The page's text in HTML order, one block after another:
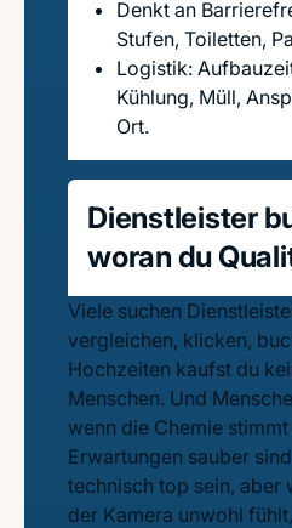
Denkt an
Stufen, Toiletten,
Logistik:
Kühlung, Müll,
Ort.
Dienstleister
woran du
Viele suchen
vergleichen, klicken,
Hochzeiten kaufst du
Menschen. Und
wenn die Chemie
Erwartungen sauber
technisch top sein, aber
der Kamera unwohl